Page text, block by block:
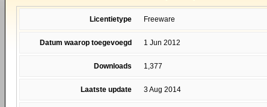
Licentietype Freeware
Datum waarop toegevoegd 1 Jun 2012
Downloads 1,377
Laatste update 3 Aug 2014